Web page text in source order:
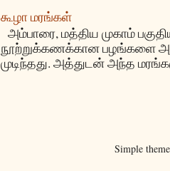
கூழா மரங்கள்
அம்பாரை, மத்திய முகாம்
நூற்றுக்கணக்கான பழங்களை
முடிந்தது. அத்துடன் அந்த
Simple